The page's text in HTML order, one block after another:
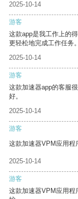
2025-10-14
游客
这款app是我工作上的
更轻松地完成工作任务。
2025-10-14
游客
这款加速器app的客服
好。
2025-10-14
游客
这款加速器VPM应用程
2025-10-14
游客
这款加速器VPM应用程